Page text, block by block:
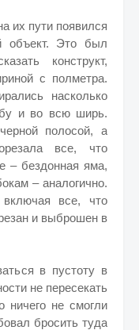
их пути появился
объект. Это был
конструкт,
с полметра.
насколько
и во всю ширь.
полосой, а
все, что
– бездонная яма,
– аналогично.
включая все, что
и выброшен в
в пустоту в
не пересекать
ничего не смогли
бросить туда